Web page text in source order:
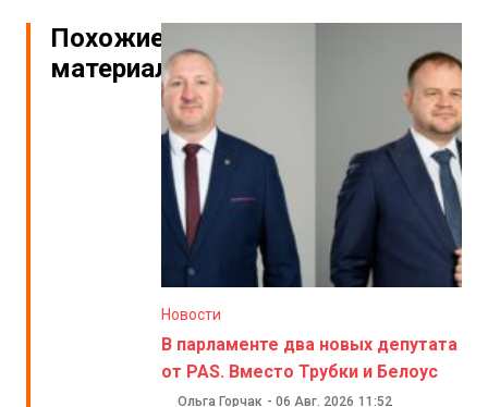
Похожие
материалы
Новости
В парламенте два новых депутата
от PAS. Вместо Трубки и Белоус
Ольга Горчак - 06 Авг. 2026 11:52